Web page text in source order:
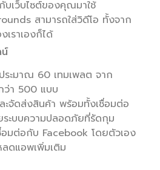
บเว็บไซต์ของคุณมาใช้
สามารถใส่วิดีโอ ทั้งจาก
เราเองก็ได้
ประมาณ 60 เทมเพลต จาก
า 500 แบบ
ะจัดส่งสินค้า พร้อมทั้งเชื่อมต่อ
ระบบความปลอดภัยที่รัดกุม
อมต่อกับ Facebook โดยตัวเอง
ดแอพเพิ่มเติม